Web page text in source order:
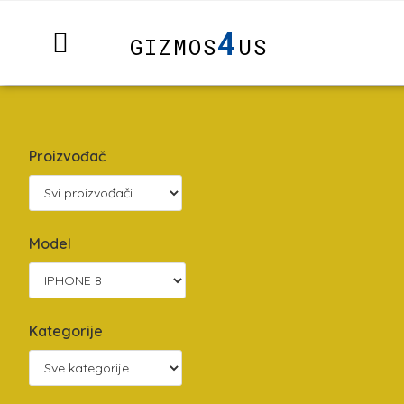
GIZMOS4US
Proizvođač
Model
Kategorije